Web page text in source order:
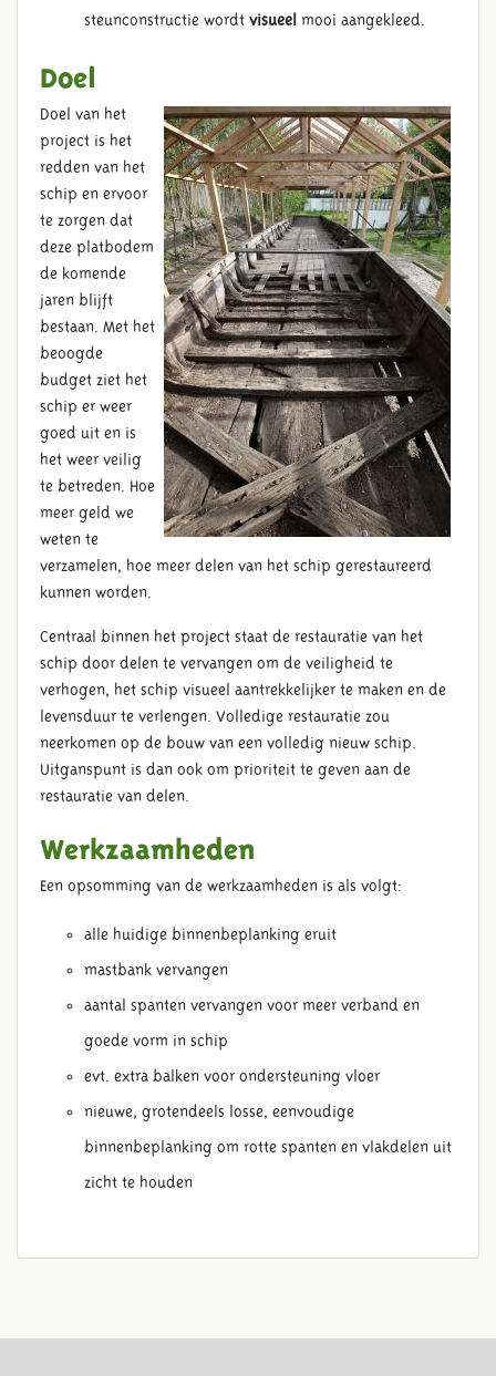
steunconstructie wordt visueel mooi aangekleed.
Doel
Doel van het
project is het
redden van het
schip en ervoor
te zorgen dat
deze platbodem
de komende
jaren blijft
bestaan. Met het
beoogde
budget ziet het
schip er weer
goed uit en is
het weer veilig
te betreden. Hoe
meer geld we
weten te
verzamelen, hoe meer delen van het schip gerestaureerd
kunnen worden.
Centraal binnen het project staat de restauratie van het
schip door delen te vervangen om de veiligheid te
verhogen, het schip visueel aantrekkelijker te maken en de
levensduur te verlengen. Volledige restauratie zou
neerkomen op de bouw van een volledig nieuw schip.
Uitganspunt is dan ook om prioriteit te geven aan de
restauratie van delen.
Werkzaamheden
Een opsomming van de werkzaamheden is als volgt:
alle huidige binnenbeplanking eruit
mastbank vervangen
aantal spanten vervangen voor meer verband en
goede vorm in schip
evt. extra balken voor ondersteuning vloer
nieuwe, grotendeels losse, eenvoudige
binnenbeplanking om rotte spanten en vlakdelen uit
zicht te houden